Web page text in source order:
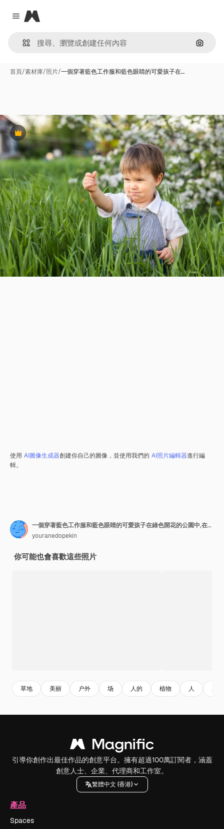
Close menu
Magnific
通過圖
首頁/素材庫/照片/一個穿著藍色工作服和藍色眼睛的可愛孩子在…
Premium
使用 AI圖像生成器創建你自己的圖像，並使用我們的 AI照片編輯器進行編
輯。
一個穿著藍色工作服和藍色眼睛的可愛孩子在綠色開花的公園中,在高高的綠色草地上玩得很有趣
youranedopekin
你可能也會喜歡這些照片
草地 美丽 户外 场 人的 植物 人
引導你創作出最佳作品的創意平台。擁有超過100萬訂閱者，涵蓋
創意人士、企業、代理商和工作室。
繁體中文 (香港)
產品
Spaces